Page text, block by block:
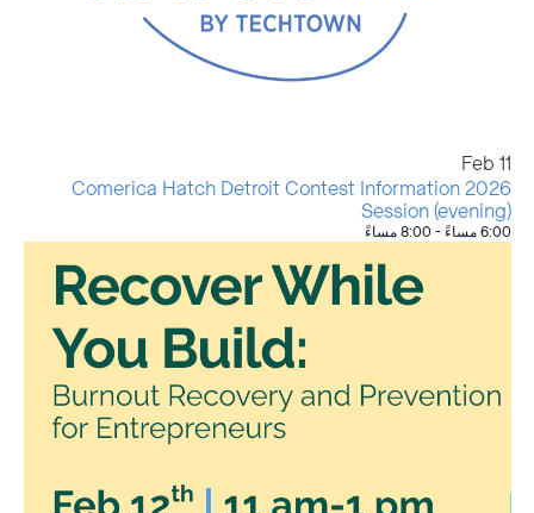
Feb
2026 Comerica Hatch Detroit Contest Information
Session (evening)
6:00 مساءً -8:00 مساءً